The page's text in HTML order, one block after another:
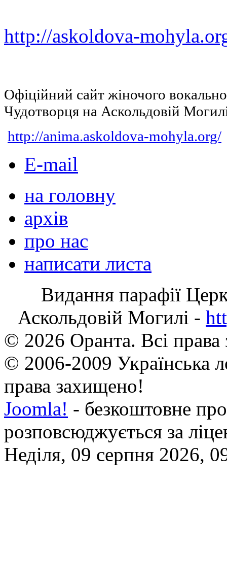
http://askoldova-
Офіційний сайт жіночого
Чудотворця на Аскольдовій
http://anima.askoldova-mohyla.org/
E-mail
на головну
архів
про нас
написати листа
Видання парафії
Аскольдовій Могилі -
© 2026 Оранта. Всі
© 2006-2009 Українська
права захищено!
Joomla! - безкоштовне
розповсюджується за
Неділя, 09 серпня 2026,